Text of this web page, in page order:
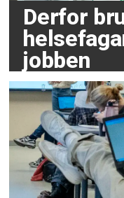
Derfor
jobben